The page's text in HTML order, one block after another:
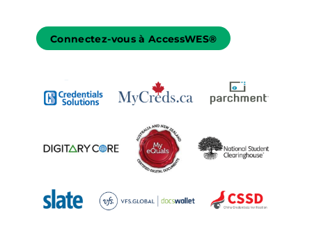
Connectez-vous à AccessWES®